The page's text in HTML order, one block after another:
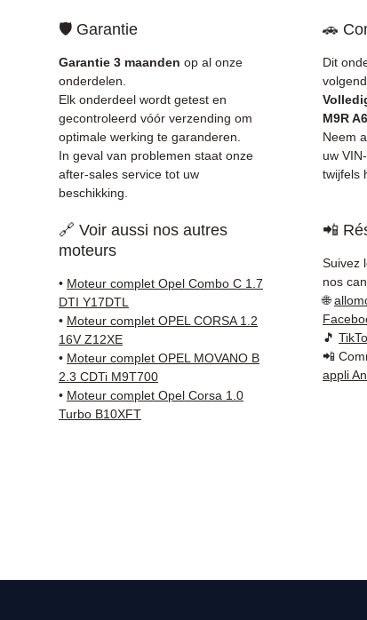
✅
✅ 3
✅
✅
📞
ons
🛡️ Garantie
Garantie 3 maanden op al onze
onderdelen.
Elk onderdeel wordt getest en
gecontroleerd vóór verzending om
optimale werking te garanderen.
In geval van problemen staat onze
after-sales service tot uw
beschikking.
🚗
Dit
M9R
Neem
uw
twijfels
🔗 Voir aussi nos autres
moteurs
• Moteur complet Opel Combo C 1.7
DTI Y17DTL
• Moteur complet OPEL CORSA 1.2
16V Z12XE
• Moteur complet OPEL MOVANO B
2.3 CDTi M9T700
• Moteur complet Opel Corsa 1.0
Turbo B10XFT
📲
Suivez
nos
🌐
🎵
📲
appli